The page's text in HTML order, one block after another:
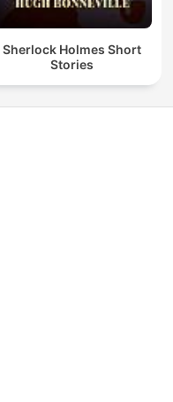
Sherlock Holmes Short
Stories